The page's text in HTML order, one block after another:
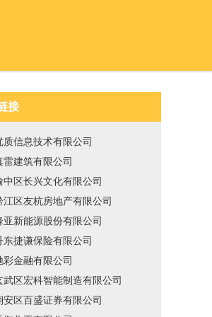
接
质信息技术有限公司
雷建筑有限公司
中区长兴文化有限公司
江区友杭房地产有限公司
亚新能源股份有限公司
东捷谦保险有限公司
彩金融有限公司
武区宏科智能制造有限公司
安区百盛证券有限公司